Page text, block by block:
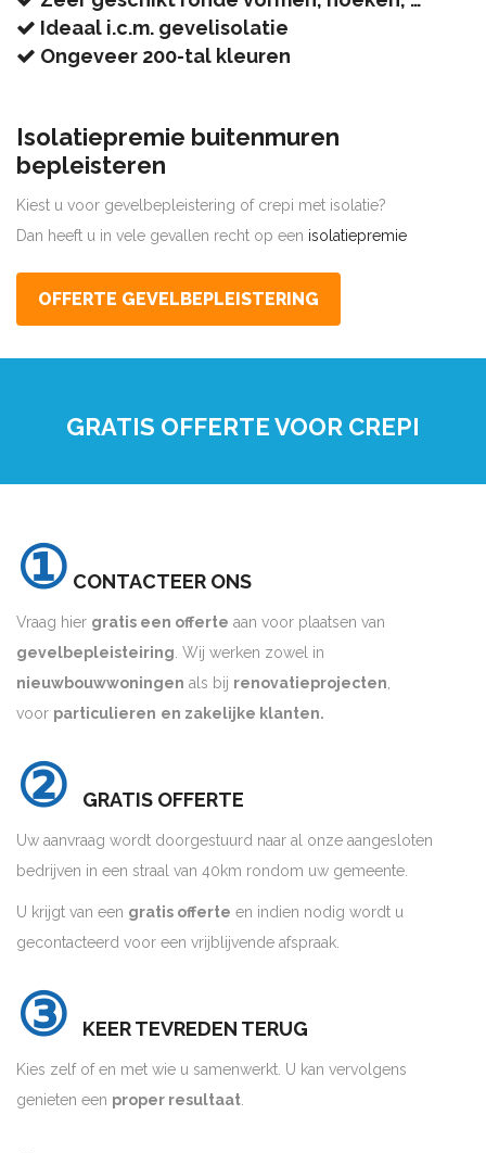
Ideaal i.c.m. gevelisolatie
Ongeveer 200-tal kleuren
Isolatiepremie buitenmuren
bepleisteren
Kiest u voor gevelbepleistering of crepi met isolatie?
Dan heeft u in vele gevallen recht op een isolatiepremie
OFFERTE GEVELBEPLEISTERING
GRATIS OFFERTE VOOR CREPI
① CONTACTEER ONS
Vraag hier gratis een offerte aan voor plaatsen van
gevelbepleisteiring. Wij werken zowel in
nieuwbouwwoningen als bij renovatieprojecten,
voor particulieren en zakelijke klanten.
② GRATIS OFFERTE
Uw aanvraag wordt doorgestuurd naar al onze aangesloten
bedrijven in een straal van 40km rondom uw gemeente.
U krijgt van een gratis offerte en indien nodig wordt u
gecontacteerd voor een vrijblijvende afspraak.
③ KEER TEVREDEN TERUG
Kies zelf of en met wie u samenwerkt. U kan vervolgens
genieten een proper resultaat.